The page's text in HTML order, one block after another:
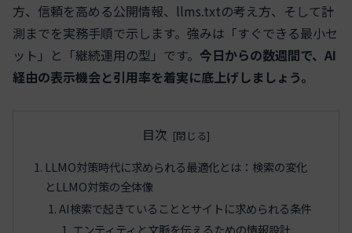
方、信頼を高める公開情報、llms.txtの考え方、そして計
測までを実務手順で示します。強みは「すぐできる最小セ
ット」と「継続運用の型」です。 今日からの数週間で、AI
経由の表示機会と引用率を着実に底上げしましょう。
目次
LLMO対策時代に求められる最適化とは：検索の変化
とLLMO対策の全体像
AI検索で起きていることとサイトに求められる条件